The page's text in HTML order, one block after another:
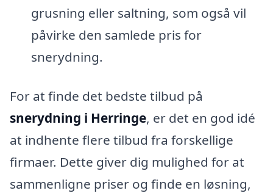
grusning eller saltning, som også vil
påvirke den samlede pris for
snerydning.
For at finde det bedste tilbud på
snerydning i Herringe, er det en god idé
at indhente flere tilbud fra forskellige
firmaer. Dette giver dig mulighed for at
sammenligne priser og finde en løsning,